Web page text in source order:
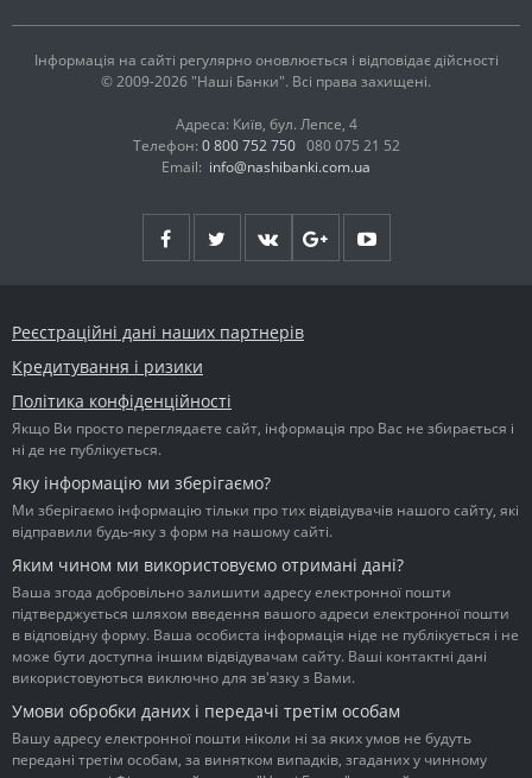
Інформація на сайті регулярно оновлюється і відповідає дійсності
© 2009-2026 "Наші Банки". Всі права захищені.
Адреса: Київ, бул. Лепсе, 4
Телефон: 0 800 752 750 080 075 21 52
Email: info@nashibanki.com.ua
Реєстраційні дані наших партнерів
Кредитування і ризики
Політика конфіденційності
Якщо Ви просто переглядаєте сайт, інформація про Вас не збирається і
ні де не публікується.
Яку інформацію ми зберігаємо?
Ми зберігаємо інформацію тільки про тих відвідувачів нашого сайту, які
відправили будь-яку з форм на нашому сайті.
Яким чином ми використовуємо отримані дані?
Ваша згода добровільно залишити адресу електронної пошти
підтверджується шляхом введення вашого адреси електронної пошти
в відповідну форму. Ваша особиста інформація ніде не публікується і не
може бути доступна іншим відвідувачам сайту. Ваші контактні дані
використовуються виключно для зв'язку з Вами.
Умови обробки даних і передачі третім особам
Вашу адресу електронної пошти ніколи ні за яких умов не будуть
передані третім особам, за винятком випадків, згаданих у чинному